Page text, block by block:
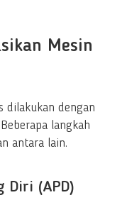
Mesin
dilakukan dengan
langkah
antara lain.
Diri (APD)